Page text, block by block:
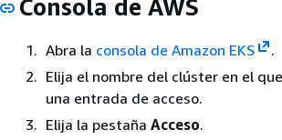
Consola de AWS
Abra la consola de Amazon EKS
.
Elija el nombre del clúster en el
una entrada de acceso.
Elija la pestaña Acceso.